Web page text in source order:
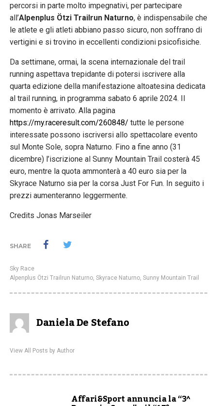
percorsi in parte molto impegnativi, per partecipare
all’Alpenplus Ötzi Trailrun Naturno, è indispensabile che
le atlete e gli atleti abbiano passo sicuro, non soffrano di
vertigini e si trovino in eccellenti condizioni psicofisiche.
Da settimane, ormai, la scena internazionale del trail
running aspettava trepidante di potersi iscrivere alla
quarta edizione della manifestazione altoatesina dedicata
al trail running, in programma sabato 6 aprile 2024. Il
momento è arrivato. Alla pagina
https://my.raceresult.com/260848/ tutte le persone
interessate possono iscriversi allo spettacolare evento
sul Monte Sole, sopra Naturno. Fino a fine anno (31
dicembre) l’iscrizione al Sunny Mountain Trail costerà 45
euro, mentre la quota ammonterà a 40 euro sia per la
Skyrace Naturno sia per la corsa Just For Fun. In seguito i
prezzi aumenteranno leggermente.
Credits Jonas Marseiler
SHARE
Sky Race
Alpenplus Ötzi Trailrun Naturno Skyrace Naturno Sunny Mountain Trail
Daniela De Stefano
View All Posts by Author
Affari&Sport annuncia la “3^